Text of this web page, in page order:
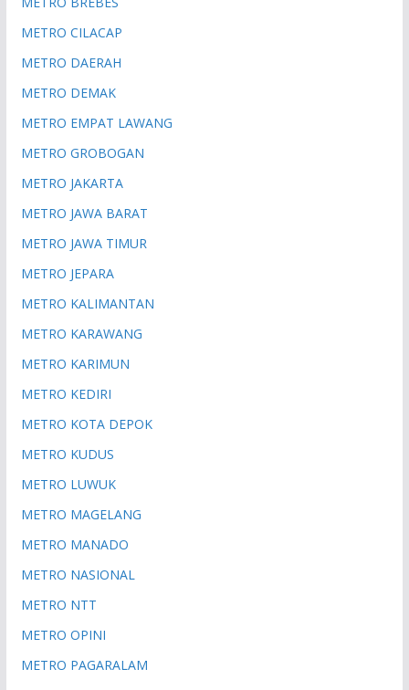
METRO CILACAP
METRO DAERAH
METRO DEMAK
METRO EMPAT LAWANG
METRO GROBOGAN
METRO JAKARTA
METRO JAWA BARAT
METRO JAWA TIMUR
METRO JEPARA
METRO KALIMANTAN
METRO KARAWANG
METRO KARIMUN
METRO KEDIRI
METRO KOTA DEPOK
METRO KUDUS
METRO LUWUK
METRO MAGELANG
METRO MANADO
METRO NASIONAL
METRO NTT
METRO OPINI
METRO PAGARALAM